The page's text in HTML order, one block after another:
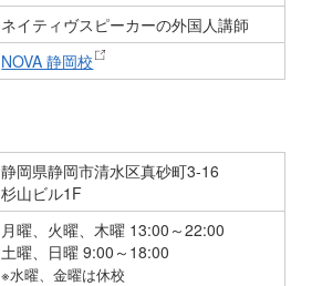
ネイティヴスピーカーの外国人講師
NOVA 静岡校
静岡県静岡市清水区真砂町3-16
杉山ビル1F
月曜、火曜、木曜 13:00～22:00
土曜、日曜 9:00～18:00
※水曜、金曜は休校